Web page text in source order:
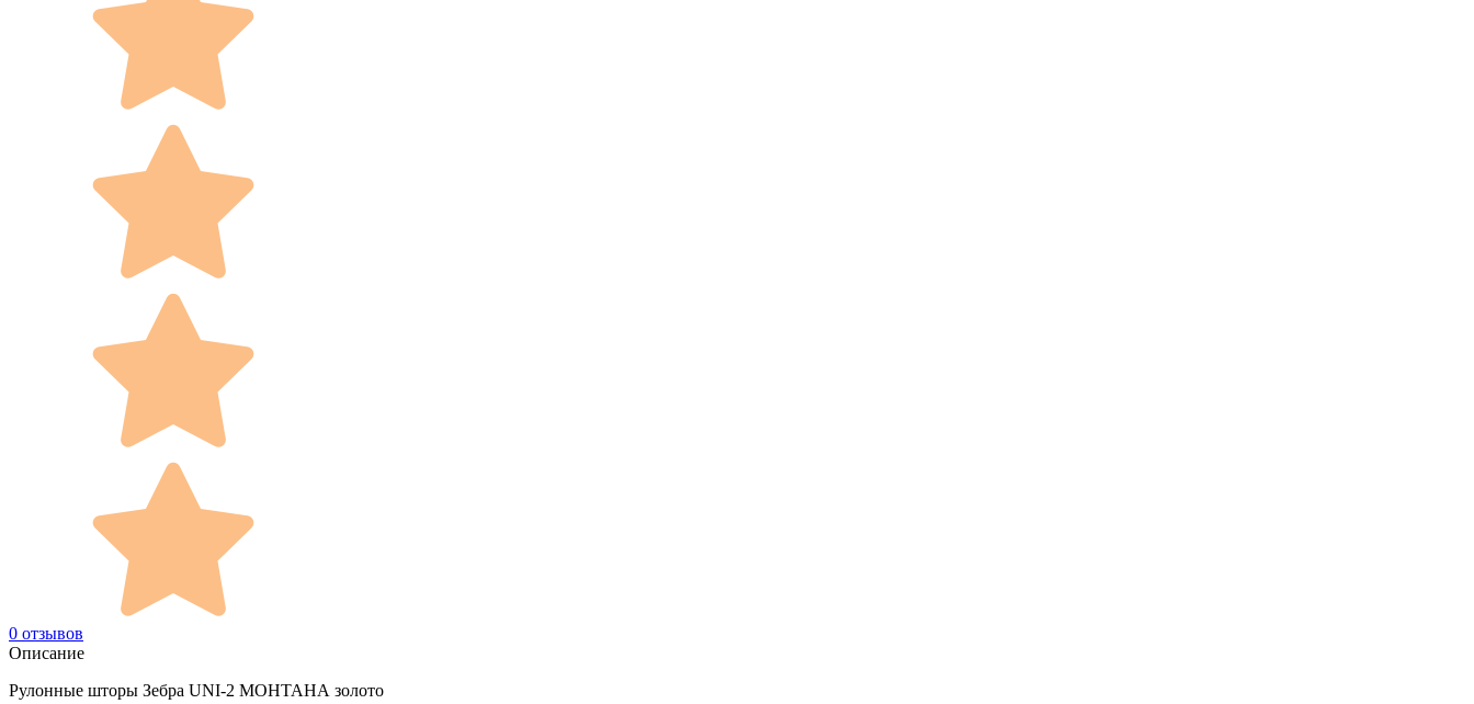
0 отзывов
Описание
Рулонные шторы Зебра UNI-2 МОНТАНА золото